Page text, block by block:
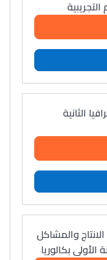
الثانية
والمشاكل
الأولى بكالوريا